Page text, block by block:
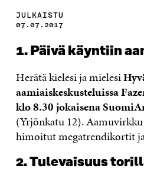
JULKAISTU
07.07.2017
1. Päivä käyntiin
Herätä kielesi ja mielesi
aamiaiskeskusteluissa
klo 8.30 jokaisena
(Yrjönkatu 12).
himoitut megatrendikortit
2. Tulevaisuus